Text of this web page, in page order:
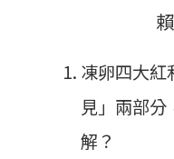
凍卵四大紅
見」兩部
解？